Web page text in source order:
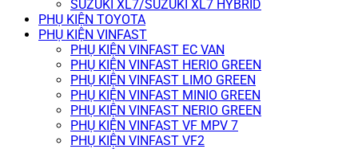
SUZUKI XL7/SUZUKI XL7 HYBRID
PHỤ KIỆN TOYOTA
PHỤ KIỆN VINFAST
PHỤ KIỆN VINFAST EC VAN
PHỤ KIỆN VINFAST HERIO GREEN
PHỤ KIỆN VINFAST LIMO GREEN
PHỤ KIỆN VINFAST MINIO GREEN
PHỤ KIỆN VINFAST NERIO GREEN
PHỤ KIỆN VINFAST VF MPV 7
PHỤ KIỆN VINFAST VF2